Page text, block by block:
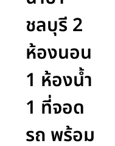
ชลบุรี 2
ห้องนอน
1 ห้องน้ำ
1 ที่จอด
รถ พร้อม